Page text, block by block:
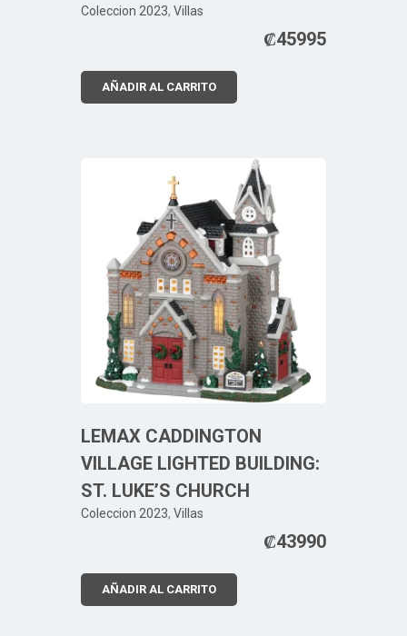
Coleccion 2023, Villas
₡45995
AÑADIR AL CARRITO
LEMAX CADDINGTON
VILLAGE LIGHTED BUILDING:
ST. LUKE’S CHURCH
Coleccion 2023, Villas
₡43990
AÑADIR AL CARRITO